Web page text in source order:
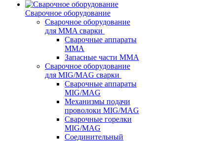
Сварочное оборудование
Сварочное оборудование
для MMA сварки
Сварочные аппараты
MMA
Запасные части MMA
Сварочное оборудование
для MIG/MAG сварки
Сварочные аппараты
MIG/MAG
Механизмы подачи
проволоки MIG/MAG
Сварочные горелки
MIG/MAG
Соединительный